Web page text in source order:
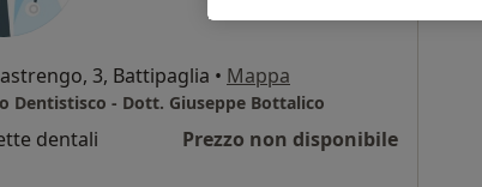
3, Battipaglia • Mappa
Dentistisco - Dott. Giuseppe Bottalico
dentali Prezzo non disponibile